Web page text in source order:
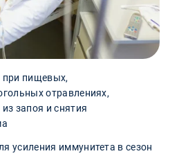
пищевых,
отравлениях,
запоя и снятия
усиления иммунитета в сезон